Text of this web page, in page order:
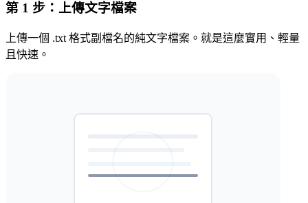
第 1 步：上傳文字檔案
上傳一個 .txt 格式副檔名的純文字檔案。就是這麼實用、輕量
且快速。